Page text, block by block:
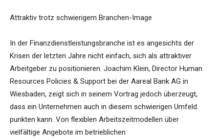
Attraktiv trotz schwierigem Branchen-Image
In der Finanzdienstleistungsbranche ist es angesichts der
Krisen der letzten Jahre nicht einfach, sich als attraktiver
Arbeitgeber zu positionieren. Joachim Klein, Director Human
Resources Policies & Support bei der Aareal Bank AG in
Wiesbaden, zeigt sich in seinem Vortrag jedoch überzeugt,
dass ein Unternehmen auch in diesem schwierigen Umfeld
punkten kann. Von flexiblen Arbeitszeitmodellen über
vielfältige Angebote im betrieblichen